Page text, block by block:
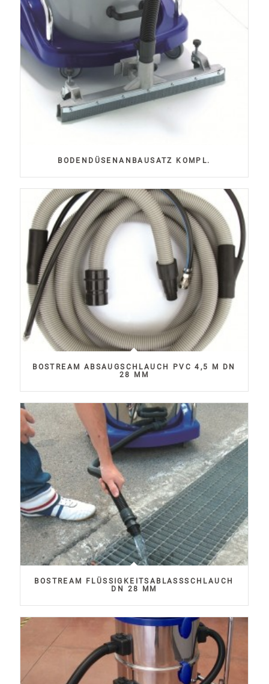
BODENDÜSENANBAUSATZ KOMPL.
BOSTREAM ABSAUGSCHLAUCH PVC 4,5 M DN
28 MM
BOSTREAM FLÜSSIGKEITSABLASSSCHLAUCH D
N 28 MM